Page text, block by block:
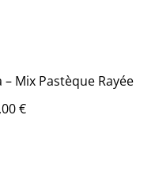
– Mix Pastèque Rayée
€